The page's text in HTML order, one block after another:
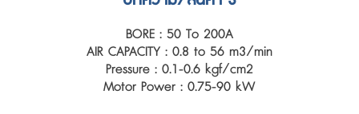
BORE : 50 To 200A
AIR CAPACITY : 0.8 to 56 m3/min
Pressure : 0.1-0.6 kgf/cm2
Motor Power : 0.75-90 kW